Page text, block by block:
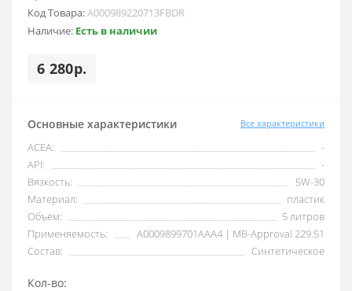
Код Товара:A000989220713FBDR
Наличие: Есть в наличии
6 280р.
Основные характеристики Все характеристики
ACEA:
-
API:
-
Вязкость:
5W-30
Материал:
пластик
Объем:
5 литров
Применяемость:
A0009899701AAA4 | MB-Approval 229.51
Состав:
Синтетическое
Кол-во: